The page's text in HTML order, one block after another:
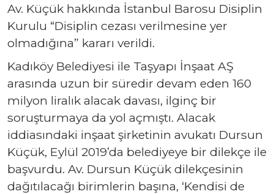
Av. Küçük hakkında İstanbul Barosu Disiplin
Kurulu “Disiplin cezası verilmesine yer
olmadığına” kararı verildi.
Kadıköy Belediyesi ile Taşyapı İnşaat AŞ
arasında uzun bir süredir devam eden 160
milyon liralık alacak davası, ilginç bir
soruşturmaya da yol açmıştı. Alacak
iddiasındaki inşaat şirketinin avukatı Dursun
Küçük, Eylül 2019’da belediyeye bir dilekçe ile
başvurdu. Av. Dursun Küçük dilekçesinin
dağıtılacağı birimlerin başına, ‘Kendisi de